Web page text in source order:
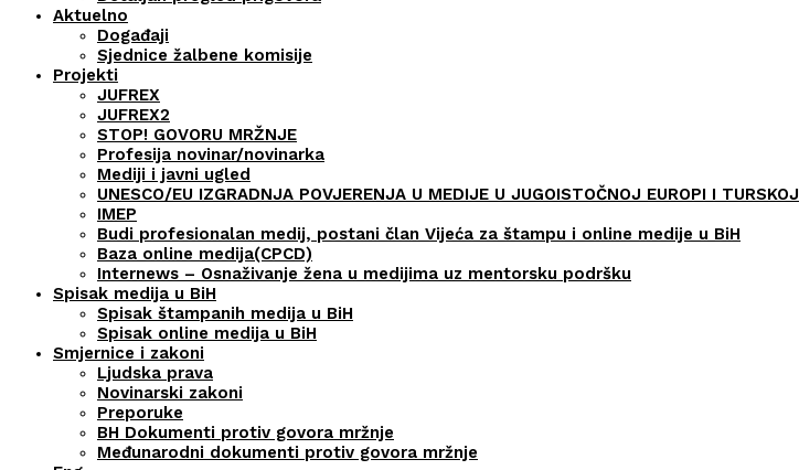
Aktuelno
Događaji
Sjednice žalbene komisije
Projekti
JUFREX
JUFREX2
STOP! GOVORU MRŽNJE
Profesija novinar/novinarka
Mediji i javni ugled
UNESCO/EU IZGRADNJA POVJERENJA U MEDIJE U JUGOISTOČNOJ EUROPI I TURSKOJ
IMEP
Budi profesionalan medij, postani član Vijeća za štampu i online medije u BiH
Baza online medija(CPCD)
Internews – Osnaživanje žena u medijima uz mentorsku podršku
Spisak medija u BiH
Spisak štampanih medija u BiH
Spisak online medija u BiH
Smjernice i zakoni
Ljudska prava
Novinarski zakoni
Preporuke
BH Dokumenti protiv govora mržnje
Međunarodni dokumenti protiv govora mržnje